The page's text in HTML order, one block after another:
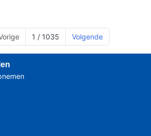
1 / 1035 Volgende